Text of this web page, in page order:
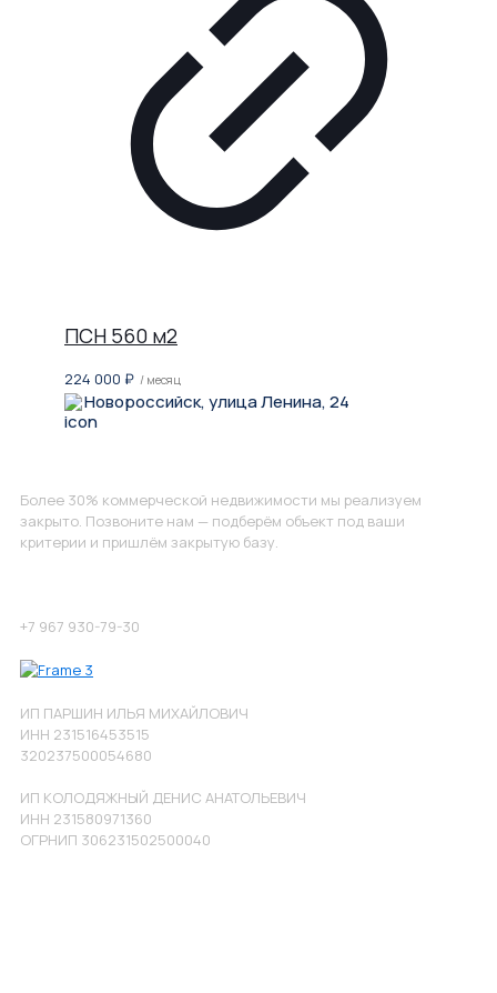
ПСН 560 м2
224 000 ₽ / месяц
Новороссийск, улица Ленина, 24
Более 30% коммерческой недвижимости мы реализуем
закрыто. Позвоните нам — подберём объект под ваши
критерии и пришлём закрытую базу.
+7 967 930-79-30
ИП ПАРШИН ИЛЬЯ МИХАЙЛОВИЧ
ИНН 231516453515
320237500054680
ИП КОЛОДЯЖНЫЙ ДЕНИС АНАТОЛЬЕВИЧ
ИНН 231580971360
ОГРНИП 306231502500040